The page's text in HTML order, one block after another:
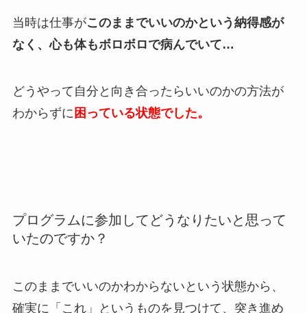
当時は仕事がこのままでいいのかという納得感が
なく、心も体もボロボロで病んでいて…
どうやって自分と向き合ったらいいのかの方法が
わからずに 困っている状態でした。
プログラムに参加してどうなりたいと思って
いたのですか？
このままでいいのかわからないという状態から、
確実に「これ」というものを見つけて、突き進め